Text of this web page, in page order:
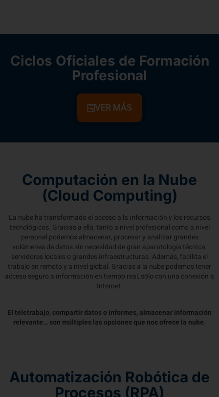
Ciclos Oficiales de Formación
Profesional
VER MÁS
Computación en la Nube
(Cloud Computing)
La nube ha transformado el acceso a la información y los recursos
tecnológicos. Gracias a ella, tanto a nivel profesional como a nivel
personal podemos almacenar, procesar y analizar grandes
volúmenes de datos sin necesidad de gran aparatología técnica,
servidores locales o grandes infraestructuras. Además, facilita el
trabajo en remoto y a nivel global. Gracias a la nube podemos tener
acceso seguro a información en tiempo real, sólo con una conexión a
Internet.
El teletrabajo, compartir datos o informes, almacenar información
relevante… son múltiples las opciones que nos ofrece la nube.
Automatización Robótica de
Procesos (RPA)